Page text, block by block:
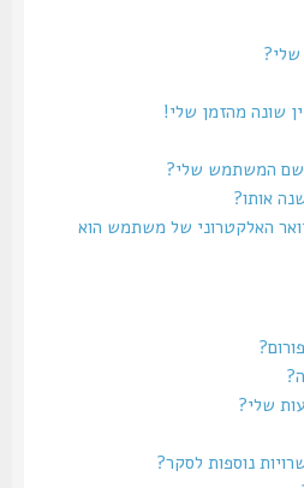
מהזמן שלי!
שלי?
האלקטרוני של משתמש הוא
נוספות לסקר?